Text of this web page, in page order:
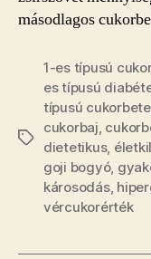
másodlagos
Címkék
1-es típusú
es típusú
típusú
cukorbaj
dietetikus,
goji bogyó,
károsodás,
vércukorérték